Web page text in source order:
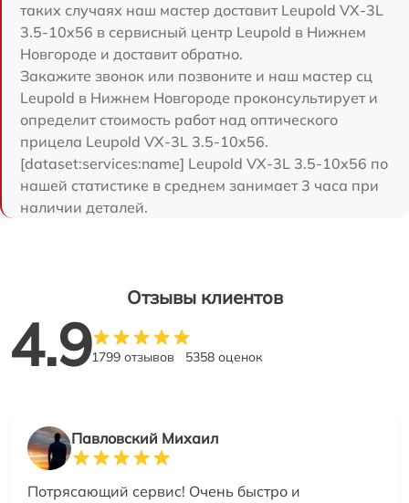
таких случаях наш мастер доставит Leupold VX-3L
3.5-10x56 в сервисный центр Leupold в Нижнем
Новгороде и доставит обратно.
Закажите звонок или позвоните и наш мастер сц
Leupold в Нижнем Новгороде проконсультирует и
определит стоимость работ над оптического
прицела Leupold VX-3L 3.5-10x56.
[dataset:services:name] Leupold VX-3L 3.5-10x56 по
нашей статистике в среднем занимает 3 часа при
наличии деталей.
Отзывы клиентов
4.91799 отзывов 5358 оценок
Павловский Михаил
Потрясающий сервис! Очень быстро и